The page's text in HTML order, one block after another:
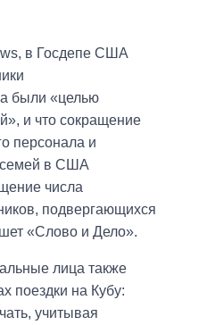
в Госдепе США
были «целью
и что сокращение
персонала и
семей в США
числа
подвергающихся
«Слово и Дело».
лица также
поездки на Кубу:
учитывая